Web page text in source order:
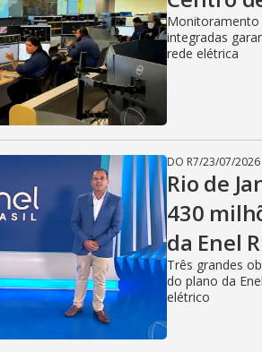
i
d
e
o
Monitoramento
integradas
rede elétrica
DO R7/23/07/2026
Rio de
430
da Enel
Três grandes
do plano da
elétrico